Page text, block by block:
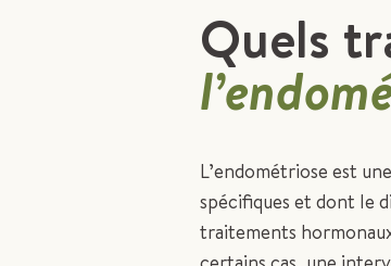
Quels
L’endométriose est
spécifiques et dont le
traitements